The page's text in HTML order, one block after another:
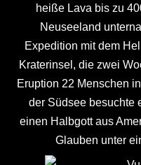
heiße Lava bis zu
Neuseeland
Expedition mit dem
Kraterinsel, die zwei
Eruption 22 Menschen
der Südsee besuchte
einen Halbgott aus
Glauben unter